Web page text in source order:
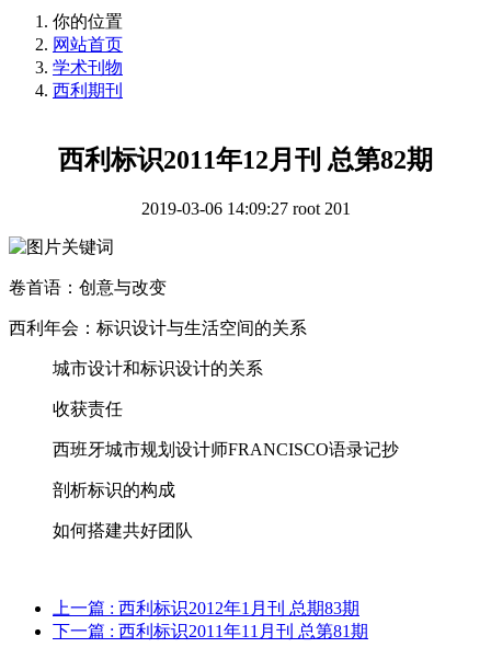
你的位置
网站首页
学术刊物
西利期刊
西利标识2011年12月刊 总第82期
2019-03-06 14:09:27 root 201
卷首语：创意与改变
西利年会：标识设计与生活空间的关系
城市设计和标识设计的关系
收获责任
西班牙城市规划设计师FRANCISCO语录记抄
剖析标识的构成
如何搭建共好团队
上一篇 : 西利标识2012年1月刊 总期83期
下一篇 : 西利标识2011年11月刊 总第81期